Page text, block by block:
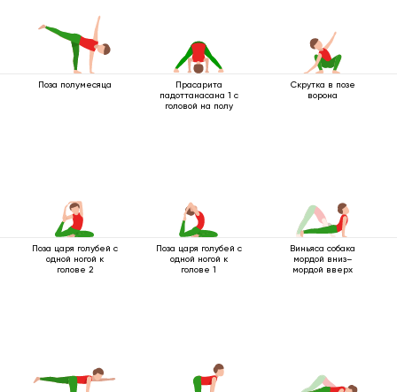
Поза полумесяца
Прасарита
падоттанасана 1 с
головой на полу
Скрутка в позе
ворона
Поза царя голубей с
одной ногой к
голове 2
Поза царя голубей с
одной ногой к
голове 1
Виньяса собака
мордой вниз–
мордой вверх